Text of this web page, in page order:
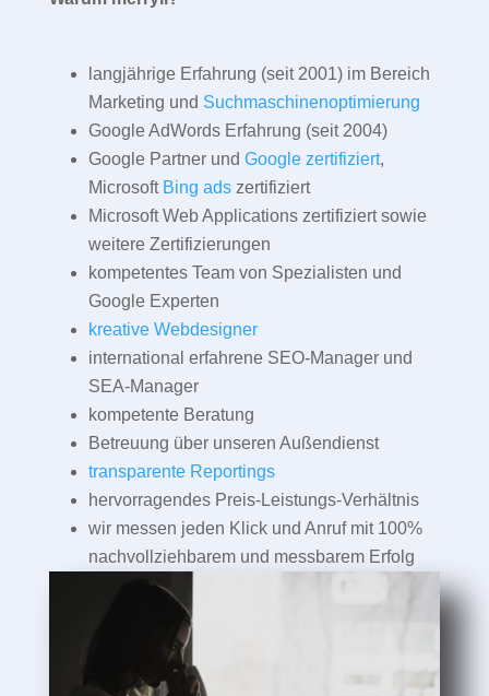
langjährige Erfahrung (seit 2001) im Bereich
Marketing und Suchmaschinenoptimierung
Google AdWords Erfahrung (seit 2004)
Google Partner und Google zertifiziert,
Microsoft Bing adszertifiziert
Microsoft Web Applications zertifiziert sowie
weitere Zertifizierungen
kompetentes Team von Spezialisten und
Google Experten
kreative Webdesigner
international erfahrene SEO-Manager und
SEA-Manager
kompetente Beratung
Betreuung über unseren Außendienst
transparente Reportings
hervorragendes Preis-Leistungs-Verhältnis
wir messen jeden Klick und Anruf mit 100%
nachvollziehbarem und messbarem Erfolg